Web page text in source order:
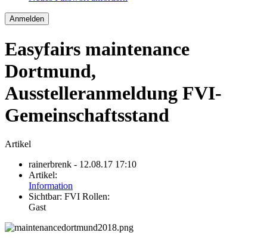
Easyfairs maintenance
Dortmund,
Ausstelleranmeldung FVI-
Gemeinschaftsstand
Artikel
rainerbrenk - 12.08.17 17:10
Artikel:
Information
Sichtbar: FVI Rollen:
Gast